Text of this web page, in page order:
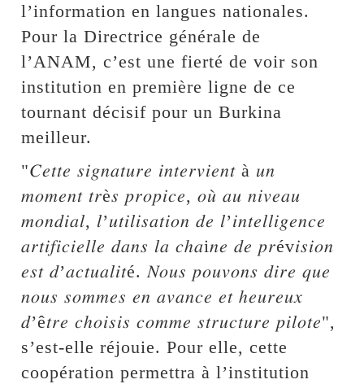
l’information en langues nationales.
Pour la Directrice générale de
l’ANAM, c’est une fierté de voir son
institution en première ligne de ce
tournant décisif pour un Burkina
meilleur.
"𝐶𝑒𝑡𝑡𝑒 𝑠𝑖𝑔𝑛𝑎𝑡𝑢𝑟𝑒 𝑖𝑛𝑡𝑒𝑟𝑣𝑖𝑒𝑛𝑡 à 𝑢𝑛
𝑚𝑜𝑚𝑒𝑛𝑡 𝑡𝑟è𝑠 𝑝𝑟𝑜𝑝𝑖𝑐𝑒, 𝑜𝑢̀ 𝑎𝑢 𝑛𝑖𝑣𝑒𝑎𝑢
𝑚𝑜𝑛𝑑𝑖𝑎𝑙, 𝑙’𝑢𝑡𝑖𝑙𝑖𝑠𝑎𝑡𝑖𝑜𝑛 𝑑𝑒 𝑙’𝑖𝑛𝑡𝑒𝑙𝑙𝑖𝑔𝑒𝑛𝑐𝑒
𝑎𝑟𝑡𝑖𝑓𝑖𝑐𝑖𝑒𝑙𝑙𝑒 𝑑𝑎𝑛𝑠 𝑙𝑎 𝑐ℎ𝑎i𝑛𝑒 𝑑𝑒 𝑝𝑟év𝑖𝑠𝑖𝑜𝑛
𝑒𝑠𝑡 𝑑’𝑎𝑐𝑡𝑢𝑎𝑙𝑖𝑡é. 𝑁𝑜𝑢𝑠 𝑝𝑜𝑢𝑣𝑜𝑛𝑠 𝑑𝑖𝑟𝑒 𝑞𝑢𝑒
𝑛𝑜𝑢𝑠 𝑠𝑜𝑚𝑚𝑒𝑠 𝑒𝑛 𝑎𝑣𝑎𝑛𝑐𝑒 𝑒𝑡 ℎ𝑒𝑢𝑟𝑒𝑢𝑥
𝑑’ê𝑡𝑟𝑒 𝑐ℎ𝑜𝑖𝑠𝑖𝑠 𝑐𝑜𝑚𝑚𝑒 𝑠𝑡𝑟𝑢𝑐𝑡𝑢𝑟𝑒 𝑝𝑖𝑙𝑜𝑡𝑒",
s’est-elle réjouie. Pour elle, cette
coopération permettra à l’institution